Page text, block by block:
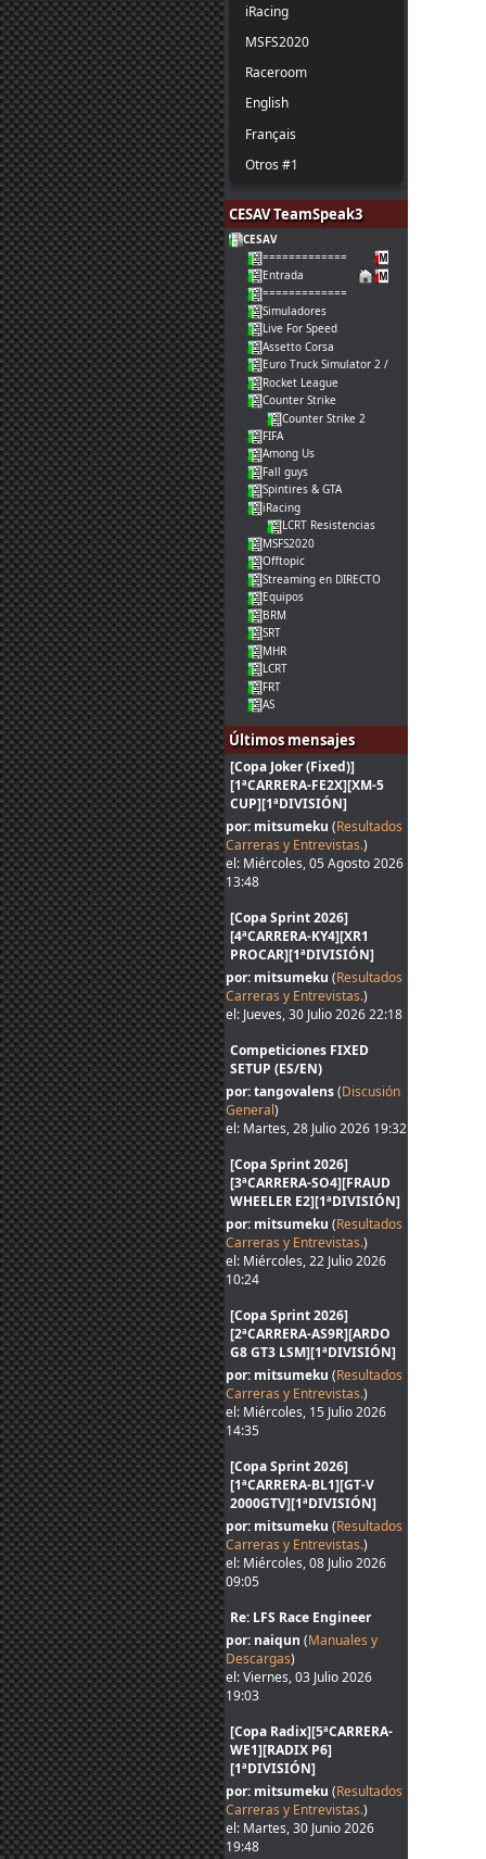
iRacing
MSFS2020
Raceroom
English
Français
Otros #1
CESAV TeamSpeak3
CESAV
=============
Entrada
=============
Simuladores
Live For Speed
Assetto Corsa
Euro Truck Simulator 2 / American Truck
Rocket League
Counter Strike
Counter Strike 2
FIFA
Among Us
Fall guys
Spintires & GTA
iRacing
LCRT Resistencias
MSFS2020
Offtopic
Streaming en DIRECTO
Equipos
BRM
SRT
MHR
LCRT
FRT
AS
Últimos mensajes
[Copa Joker (Fixed)]
[1ªCARRERA-FE2X][XM-5
CUP][1ªDIVISIÓN]
por: mitsumeku (Resultados
Carreras y Entrevistas.)
el: Miércoles, 05 Agosto 2026
13:48
[Copa Sprint 2026]
[4ªCARRERA-KY4][XR1
PROCAR][1ªDIVISIÓN]
por: mitsumeku (Resultados
Carreras y Entrevistas.)
el: Jueves, 30 Julio 2026 22:18
Competiciones FIXED
SETUP (ES/EN)
por: tangovalens(Discusión
General)
el: Martes, 28 Julio 2026 19:32
[Copa Sprint 2026]
[3ªCARRERA-SO4][FRAUD
WHEELER E2][1ªDIVISIÓN]
por: mitsumeku (Resultados
Carreras y Entrevistas.)
el: Miércoles, 22 Julio 2026
10:24
[Copa Sprint 2026]
[2ªCARRERA-AS9R][ARDO
G8 GT3 LSM][1ªDIVISIÓN]
por: mitsumeku (Resultados
Carreras y Entrevistas.)
el: Miércoles, 15 Julio 2026
14:35
[Copa Sprint 2026]
[1ªCARRERA-BL1][GT-V
2000GTV][1ªDIVISIÓN]
por: mitsumeku (Resultados
Carreras y Entrevistas.)
el: Miércoles, 08 Julio 2026
09:05
Re: LFS Race Engineer
por: naiqun (Manuales y
Descargas)
el: Viernes, 03 Julio 2026
19:03
[Copa Radix][5ªCARRERA-
WE1][RADIX P6]
[1ªDIVISIÓN]
por: mitsumeku (Resultados
Carreras y Entrevistas.)
el: Martes, 30 Junio 2026
19:48